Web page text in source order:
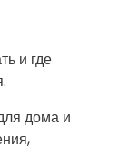
и где
дома и